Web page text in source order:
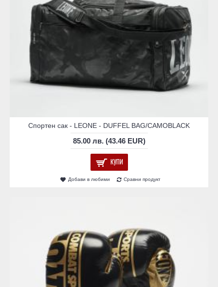
Спортен сак - LEONE - DUFFEL BAG/CAMOBLACK
85.00 лв. (43.46 EUR)
КУПИ
Добави в любими Сравни продукт